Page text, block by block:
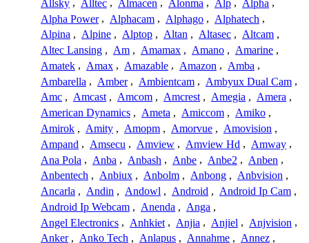
Allsky , Alltec , Almacen , Alonma , Alp , Alpha ,
Alpha Power , Alphacam , Alphago , Alphatech ,
Alpina , Alpine , Alptop , Altan , Altasec , Altcam ,
Altec Lansing , Am , Amamax , Amano , Amarine ,
Amatek , Amax , Amazable , Amazon , Amba ,
Ambarella , Amber , Ambientcam , Ambyux Dual Cam ,
Amc , Amcast , Amcom , Amcrest , Amegia , Amera ,
American Dynamics , Ameta , Amiccom , Amiko ,
Amirok , Amity , Amopm , Amorvue , Amovision ,
Ampand , Amsecu , Amview , Amview Hd , Amway ,
Ana Pola , Anba , Anbash , Anbe , Anbe2 , Anben ,
Anbentech , Anbiux , Anbolm , Anbong , Anbvision ,
Ancarla , Andin , Andowl , Android , Android Ip Cam ,
Android Ip Webcam , Anenda , Anga ,
Angel Electronics , Anhkiet , Anjia , Anjiel , Anjvision ,
Anker , Anko Tech , Anlapus , Annahme , Annez ,